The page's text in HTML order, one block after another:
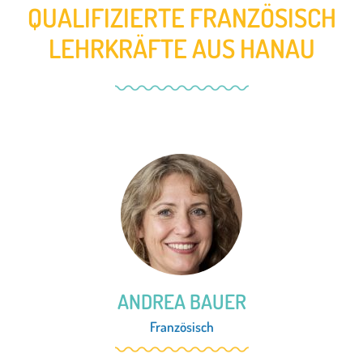
QUALIFIZIERTE FRANZÖSISCH
LEHRKRÄFTE AUS HANAU
ANDREA BAUER
Französisch